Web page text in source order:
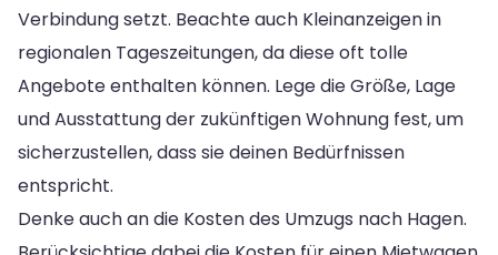
Verbindung setzt. Beachte auch Kleinanzeigen in
regionalen Tageszeitungen, da diese oft tolle
Angebote enthalten können. Lege die Größe, Lage
und Ausstattung der zukünftigen Wohnung fest, um
sicherzustellen, dass sie deinen Bedürfnissen
entspricht.
Denke auch an die Kosten des Umzugs nach Hagen.